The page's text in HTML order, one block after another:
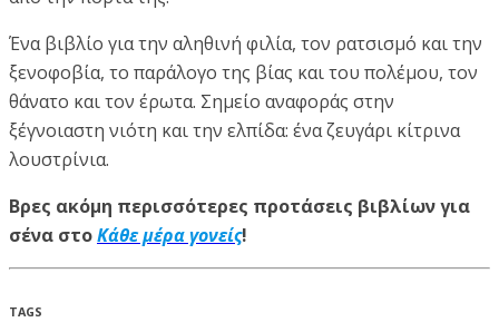
Ένα βιβλίο για την αληθινή φιλία, τον ρατσισμό και την
ξενοφοβία, το παράλογο της βίας και του πολέμου, τον
θάνατο και τον έρωτα. Σημείο αναφοράς στην
ξέγνοιαστη νιότη και την ελπίδα: ένα ζευγάρι κίτρινα
λουστρίνια.
Βρες ακόμη περισσότερες προτάσεις βιβλίων για
σένα στοΚάθε μέρα γονείς!
TAGS